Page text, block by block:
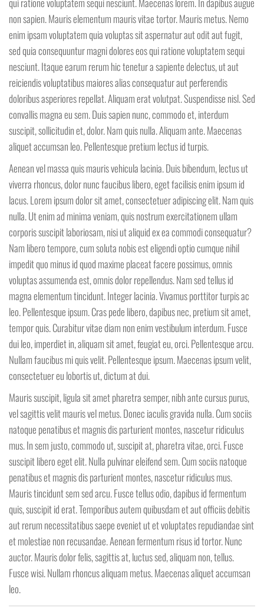
non sapien. Mauris elementum mauris vitae tortor. Mauris metus. Nemo
enim ipsam voluptatem quia voluptas sit aspernatur aut odit aut fugit,
sed quia consequuntur magni dolores eos qui ratione voluptatem sequi
nesciunt. Itaque earum rerum hic tenetur a sapiente delectus, ut aut
reiciendis voluptatibus maiores alias consequatur aut perferendis
doloribus asperiores repellat. Aliquam erat volutpat. Suspendisse nisl. Sed
convallis magna eu sem. Duis sapien nunc, commodo et, interdum
suscipit, sollicitudin et, dolor. Nam quis nulla. Aliquam ante. Maecenas
aliquet accumsan leo. Pellentesque pretium lectus id turpis.
Aenean vel massa quis mauris vehicula lacinia. Duis bibendum, lectus ut
viverra rhoncus, dolor nunc faucibus libero, eget facilisis enim ipsum id
lacus. Lorem ipsum dolor sit amet, consectetuer adipiscing elit. Nam quis
nulla. Ut enim ad minima veniam, quis nostrum exercitationem ullam
corporis suscipit laboriosam, nisi ut aliquid ex ea commodi consequatur?
Nam libero tempore, cum soluta nobis est eligendi optio cumque nihil
impedit quo minus id quod maxime placeat facere possimus, omnis
voluptas assumenda est, omnis dolor repellendus. Nam sed tellus id
magna elementum tincidunt. Integer lacinia. Vivamus porttitor turpis ac
leo. Pellentesque ipsum. Cras pede libero, dapibus nec, pretium sit amet,
tempor quis. Curabitur vitae diam non enim vestibulum interdum. Fusce
dui leo, imperdiet in, aliquam sit amet, feugiat eu, orci. Pellentesque arcu.
Nullam faucibus mi quis velit. Pellentesque ipsum. Maecenas ipsum velit,
consectetuer eu lobortis ut, dictum at dui.
Mauris suscipit, ligula sit amet pharetra semper, nibh ante cursus purus,
vel sagittis velit mauris vel metus. Donec iaculis gravida nulla. Cum sociis
natoque penatibus et magnis dis parturient montes, nascetur ridiculus
mus. In sem justo, commodo ut, suscipit at, pharetra vitae, orci. Fusce
suscipit libero eget elit. Nulla pulvinar eleifend sem. Cum sociis natoque
penatibus et magnis dis parturient montes, nascetur ridiculus mus.
Mauris tincidunt sem sed arcu. Fusce tellus odio, dapibus id fermentum
quis, suscipit id erat. Temporibus autem quibusdam et aut officiis debitis
aut rerum necessitatibus saepe eveniet ut et voluptates repudiandae sint
et molestiae non recusandae. Aenean fermentum risus id tortor. Nunc
auctor. Mauris dolor felis, sagittis at, luctus sed, aliquam non, tellus.
Fusce wisi. Nullam rhoncus aliquam metus. Maecenas aliquet accumsan
leo.